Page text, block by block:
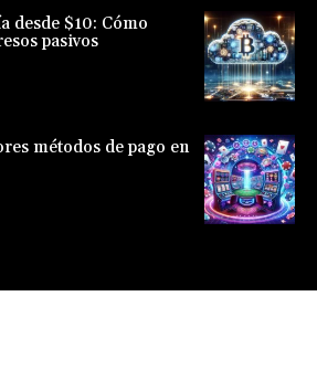
desde $10: Cómo
pasivos
métodos de pago en